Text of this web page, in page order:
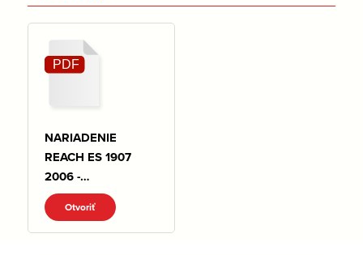
NARIADENIE
REACH ES 1907
2006 -
VYHLASENIE.pdf
Otvoriť